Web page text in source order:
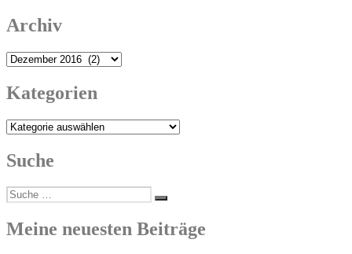
Archiv
Archiv
Kategorien
Kategorien
Suche
Suche
nach:
Suchen
Meine neuesten Beiträge